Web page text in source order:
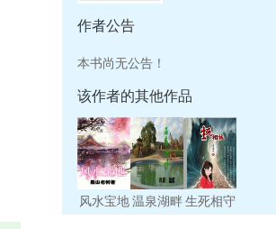
作者公告
本书尚无公告！
该作者的其他作品
风水宝地 温泉湖畔 生死相守